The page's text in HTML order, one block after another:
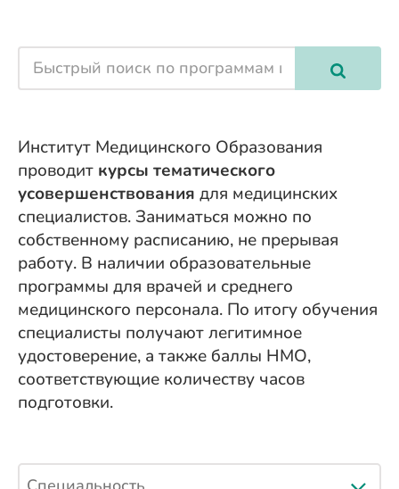
Институт Медицинского Образования
проводит курсы тематического
усовершенствования для медицинских
специалистов. Заниматься можно по
собственному расписанию, не прерывая
работу. В наличии образовательные
программы для врачей и среднего
медицинского персонала. По итогу обучения
специалисты получают легитимное
удостоверение, а также баллы НМО,
соответствующие количеству часов
подготовки.